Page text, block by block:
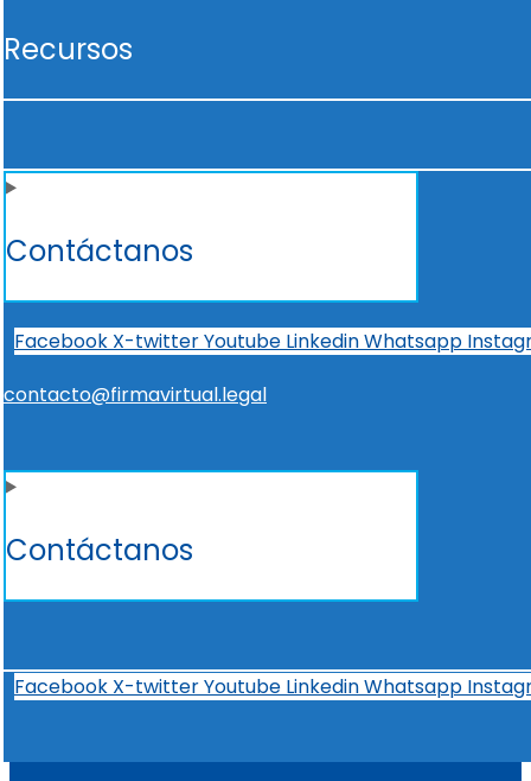
Recursos
Contáctanos
Facebook X-twitterYoutube LinkedinWhatsapp
contacto@firmavirtual.legal
Contáctanos
Facebook X-twitterYoutube LinkedinWhatsapp